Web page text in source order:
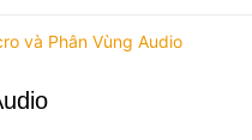
và Phân Vùng Audio